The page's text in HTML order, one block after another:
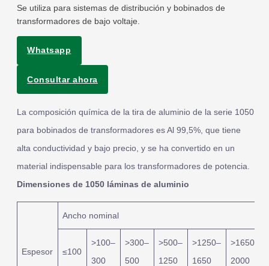
Se utiliza para sistemas de distribución y bobinados de
transformadores de bajo voltaje.
Whatsapp
Consultar ahora
La composición química de la tira de aluminio de la serie 1050
para bobinados de transformadores es Al 99,5%, que tiene
alta conductividad y bajo precio, y se ha convertido en un
material indispensable para los transformadores de potencia.
Dimensiones de 1050 láminas de aluminio
Espesor
Ancho nominal
≤100
>100–
300
>300–
500
>500–
1250
>1250–
1650
>1650–
2000